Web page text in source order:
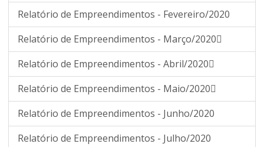
Relatório de Empreendimentos - Fevereiro/2020
Relatório de Empreendimentos - Março/2020
Relatório de Empreendimentos - Abril/2020
Relatório de Empreendimentos - Maio/2020
Relatório de Empreendimentos - Junho/2020
Relatório de Empreendimentos - Julho/2020